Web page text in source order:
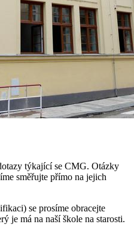
týkající se CMG. Otázky
směřujte přímo na jejich
se prosíme obracejte
je má na naší škole na starosti.